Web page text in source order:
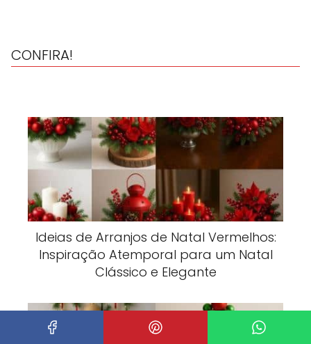
CONFIRA!
Ideias de Arranjos de Natal Vermelhos:
Inspiração Atemporal para um Natal
Clássico e Elegante